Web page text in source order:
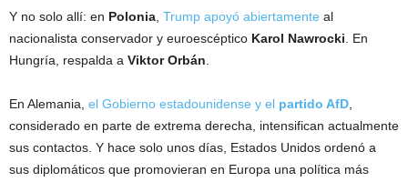
Y no solo allí: en Polonia Trump apoyó abiertamente al
nacionalista conservador y euroescéptico Karol Nawrocki . En
Hungría, respalda a Viktor Orbán
En Alemania, el Gobierno estadounidense y el partido AfD
considerado en parte de extrema derecha, intensifican actualmente
sus contactos. Y hace solo unos días, Estados Unidos ordenó a
sus diplomáticos que promovieran en Europa una política más